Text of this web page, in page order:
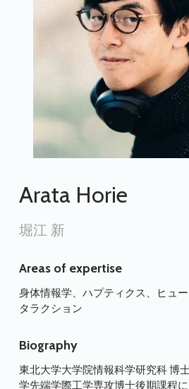
Arata Horie
堀江 新
Areas of expertise
身体情報学、ハプティクス、ヒュ
タラクション
Biography
東北大学大学院情報科学研究科 博
学先端学際工学専攻博士後期課程